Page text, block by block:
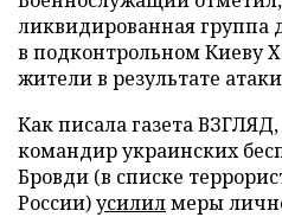
ликвидированная группа
в подконтрольном Киеву
жители в результате
Как писала газета
командир украинских
Бровди (в списке
России)усилилмеры